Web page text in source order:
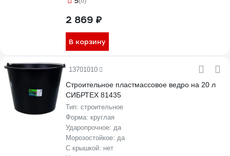
2 869 ₽
В корзину
13701010
Строительное пластмассовое ведро на 20 л
СИБРТЕХ 81435
Тип: строительное
Форма: круглая
Ударопрочное: да
Морозостойкое: да
С крышкой: нет